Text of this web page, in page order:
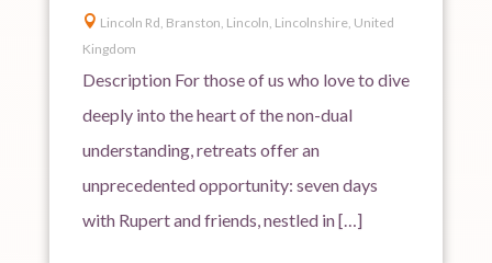
 Lincoln Rd, Branston, Lincoln, Lincolnshire, United
Kingdom
Description For those of us who love to dive
deeply into the heart of the non-dual
understanding, retreats offer an
unprecedented opportunity: seven days
with Rupert and friends, nestled in […]